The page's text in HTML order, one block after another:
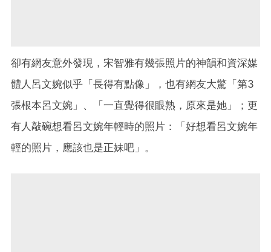
卻有網友意外發現，宋智雅有幾張照片的神韻和資深媒
體人呂文婉似乎「長得有點像」，也有網友大驚「第3
張根本呂文婉」、「一直覺得很眼熟，原來是她」；更
有人敲碗想看呂文婉年輕時的照片：「好想看呂文婉年
輕的照片，應該也是正妹吧」。